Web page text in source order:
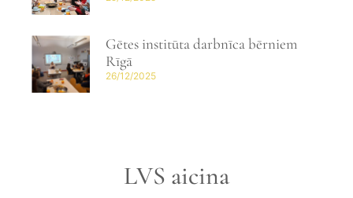
Gētes institūta darbnīca bērniem
Rīgā
26/12/2025
LVS aicina